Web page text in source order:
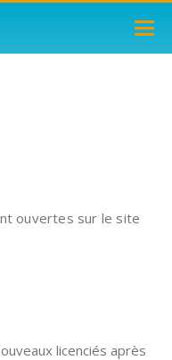
ouvertes sur le site
licenciés après